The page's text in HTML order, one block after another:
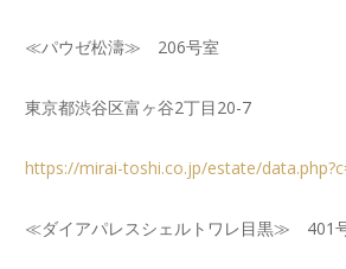
≪パウゼ松濤≫ 206号室
東京都渋谷区富ヶ谷2丁目20-7
https://mirai-toshi.co.jp/estate/
≪ダイアパレスシェルトワレ目黒≫ 401